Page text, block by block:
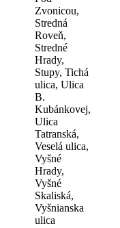
Zvonicou,
Stredná
Roveň,
Stredné
Hrady,
Stupy, Tichá
ulica, Ulica
B.
Kubánkovej,
Ulica
Tatranská,
Veselá ulica,
Vyšné
Hrady,
Vyšné
Skaliská,
Vyšnianska
ulica